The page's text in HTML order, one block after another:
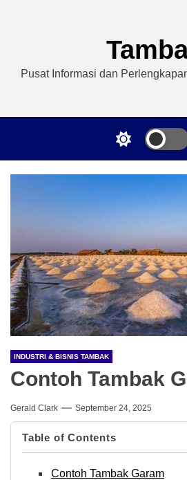
Pusat Informasi dan
INDUSTRI & BISNIS TAMBAK
Contoh Tambak
Gerald Clark September 24, 2025
Table of Contents
Contoh Tambak Garam